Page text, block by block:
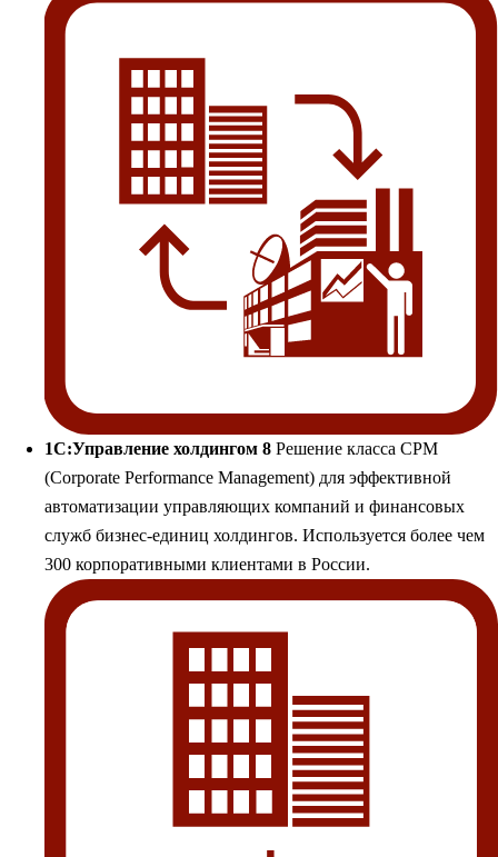
1С:Управление холдингом 8 Решение класса CPM
(Corporate Performance Management) для эффективной
автоматизации управляющих компаний и финансовых
служб бизнес-единиц холдингов. Используется более чем
300 корпоративными клиентами в России.